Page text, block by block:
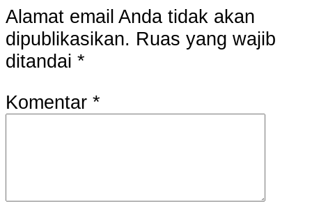
Alamat email Anda tidak akan
dipublikasikan. Ruas yang wajib
ditandai *
Komentar *